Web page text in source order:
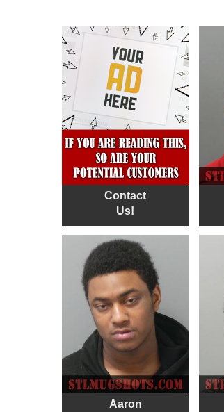
Contact
Us!
Aaron